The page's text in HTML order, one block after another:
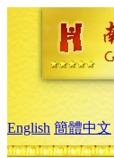
English 簡體中文